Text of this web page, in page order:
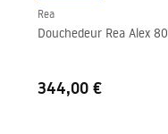
Rea
Douchedeur Rea Alex 80
344,00 €